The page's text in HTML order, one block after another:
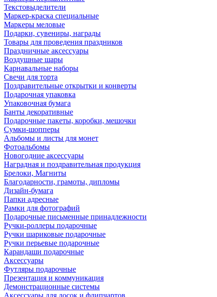
Текстовыделители
Маркер-краска специальные
Маркеры меловые
Подарки, сувениры, награды
Товары для проведения праздников
Праздничные аксессуары
Воздушные шары
Карнавальные наборы
Свечи для торта
Поздравительные открытки и конверты
Подарочная упаковка
Упаковочная бумага
Банты декоративные
Подарочные пакеты, коробки, мешочки
Сумки-шопперы
Альбомы и листы для монет
Фотоальбомы
Новогодние аксессуары
Наградная и поздравительная продукция
Брелоки, Магниты
Благодарности, грамоты, дипломы
Дизайн-бумага
Папки адресные
Рамки для фотографий
Подарочные письменные принадлежности
Ручки-роллеры подарочные
Ручки шариковые подарочные
Ручки перьевые подарочные
Карандаши подарочные
Аксессуары
Футляры подарочные
Презентация и коммуникация
Демонстрационные системы
Аксессуары для досок и флипчартов